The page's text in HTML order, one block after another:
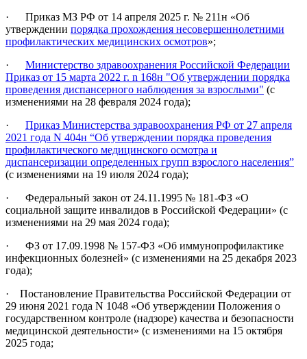
· Приказ МЗ РФ от 14 апреля 2025 г. № 211н «Об
утверждении порядка прохождения несовершеннолетними
профилактических медицинских осмотров»;
· Министерство здравоохранения Российской Федерации
Приказ от 15 марта 2022 г. n 168н "Об утверждении порядка
проведения диспансерного наблюдения за взрослыми" (с
изменениями на 28 февраля 2024 года);
· Приказ Министерства здравоохранения РФ от 27 апреля
2021 года N 404н “Об утверждении порядка проведения
профилактического медицинского осмотра и
диспансеризации определенных групп взрослого населения”
(с изменениями на 19 июля 2024 года);
· Федеральный закон от 24.11.1995 № 181-ФЗ «О
социальной защите инвалидов в Российской Федерации» (с
изменениями на 29 мая 2024 года);
· ФЗ от 17.09.1998 № 157-ФЗ «Об иммунопрофилактике
инфекционных болезней» (с изменениями на 25 декабря 2023
года);
· Постановление Правительства Российской Федерации от
29 июня 2021 года N 1048 «Об утверждении Положения о
государственном контроле (надзоре) качества и безопасности
медицинской деятельности» (с изменениями на 15 октября
2025 года;